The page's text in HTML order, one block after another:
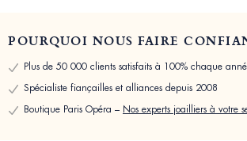
POURQUOI NOUS FAIRE
Plus de 50 000 clients satisfaits à 100% chaque
Spécialiste fiançailles et alliances depuis 2008
Boutique Paris Opéra – Nos experts joailliers à votre